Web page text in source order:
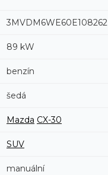
3MVDM6WE60E108262
89 kW
benzín
šedá
Mazda CX-30
SUV
manuální